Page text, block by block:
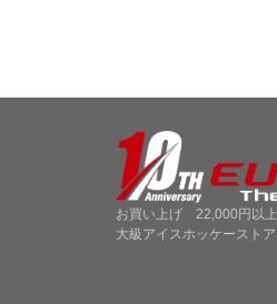
お買い上げ 22,000円以
大級アイスホッケース